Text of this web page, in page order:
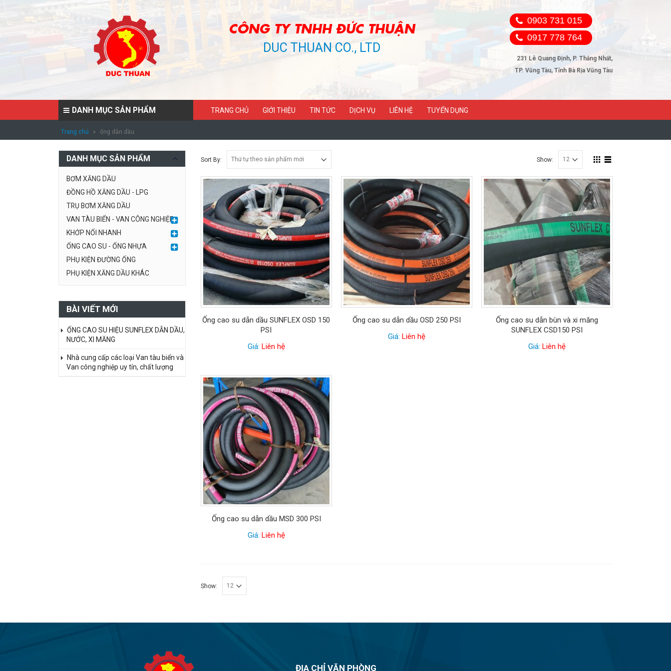
CÔNG TY TNHH ĐỨC THUẬN
DUC THUAN CO., LTD
0903 731 015
0917 778 764
231 Lê Quang Định, P. Thắng Nhất,
TP. Vũng Tàu, Tỉnh Bà Rịa Vũng Tàu
TRANG CHỦ GIỚI THIỆU TIN TỨC DỊCH VỤ LIÊN HỆ TUYỂN DỤNG
Trang chủ » ống dẫn dầu
DANH MỤC SẢN PHẨM
Sort By: Show:
Ống cao su dẫn dầu SUNFLEX OSD 150
PSI
Giá: Liên hệ
Ống cao su dẫn dầu OSD 250 PSI
Giá: Liên hệ
Ống cao su dẫn bùn và xi măng
SUNFLEX CSD150 PSI
Giá: Liên hệ
Ống cao su dẫn dầu MSD 300 PSI
Giá: Liên hệ
Show:
DANH MỤC SẢN PHẨM
BƠM XĂNG DẦU
ĐỒNG HỒ XĂNG DẦU - LPG
TRỤ BƠM XĂNG DẦU
VAN TÀU BIỂN - VAN CÔNG NGHIỆP
KHỚP NỐI NHANH
ỐNG CAO SU - ỐNG NHỰA
PHỤ KIỆN ĐƯỜNG ỐNG
PHỤ KIỆN XĂNG DẦU KHÁC
BÀI VIẾT MỚI
ỐNG CAO SU HIỆU SUNFLEX DẪN DẦU,
NƯỚC, XI MĂNG
Nhà cung cấp các loại Van tàu biển và
Van công nghiệp uy tín, chất lượng
ĐỊA CHỈ VĂN PHÒNG